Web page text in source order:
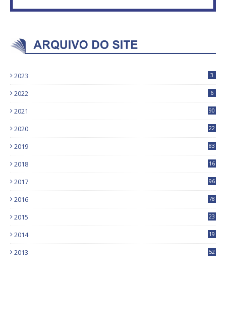
2023 3
2022 6
2021 90
2020
22
2019
83
2018
16
2017
96
2016
78
2015 23
2014 19
2013 52